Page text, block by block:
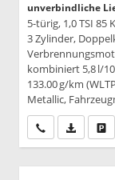
unverbindliche
5-türig, 1,0 TSI 85
3 Zylinder,
kombiniert 5,8 l/
133.00 g/km
Metallic,
Wir rufen Sie an
PDF-